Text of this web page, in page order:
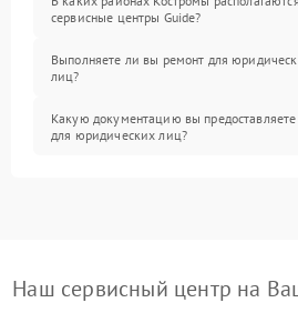
сервисные центры Guide?
Выполняете ли вы ремонт для
лиц?
Какую документацию вы предоставляете
для юридических лиц?
Наш сервисный центр на